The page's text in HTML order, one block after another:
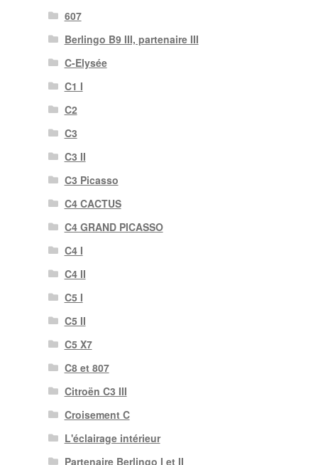
607
Berlingo B9 III, partenaire III
C-Elysée
C1 I
C2
C3
C3 II
C3 Picasso
C4 CACTUS
C4 GRAND PICASSO
C4 I
C4 II
C5 I
C5 II
C5 X7
C8 et 807
Citroën C3 III
Croisement C
L'éclairage intérieur
Partenaire Berlingo I et II